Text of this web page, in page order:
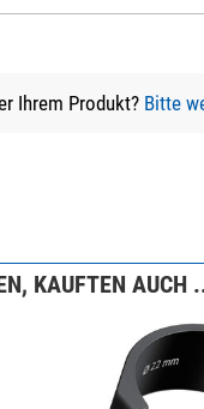
Ihrem Produkt? Bitte
KAUFTEN AUCH